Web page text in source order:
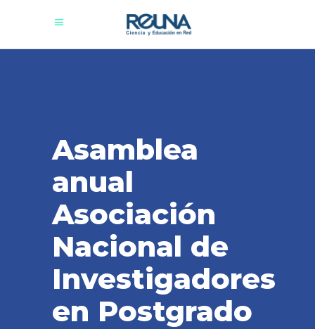
Asamblea
anual
Asociación
Nacional de
Investigadores
en Postgrado